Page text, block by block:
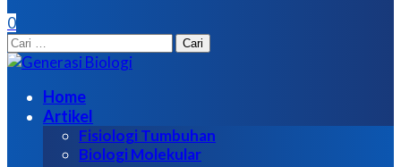
0
Cari
untuk:
Home
Artikel
Fisiologi Tumbuhan
Biologi Molekular